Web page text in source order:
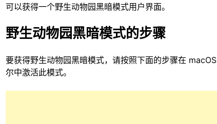
可以获得一个野生动物园黑暗模式用户界面。
野生动物园黑暗模式的步骤
要获得野生动物园黑暗模式，请按照下面的步骤在
尔中激活此模式。